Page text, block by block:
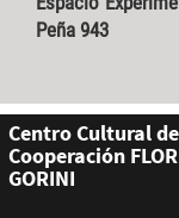
Peña 943
Centro Cultural
Cooperación
GORINI